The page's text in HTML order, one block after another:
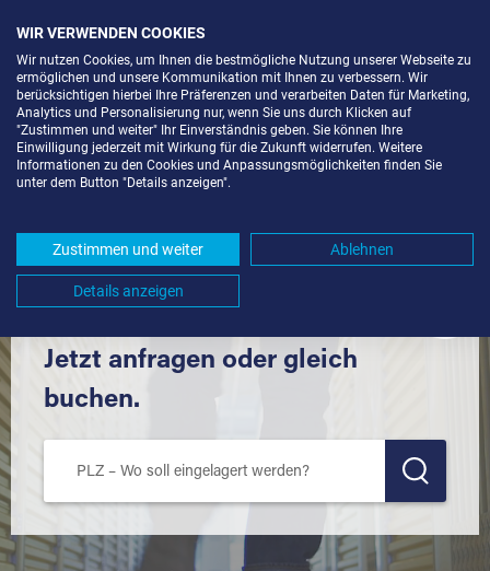
SELF STORAGE IN WENDLINGEN AM
Komfortabel einlagern mit Extraraum
Jetzt anfragen oder gleich
buchen.
WIR VERWENDEN COOKIES
Wir nutzen Cookies, um Ihnen die bestmögliche Nutzung unserer Webseite zu
ermöglichen und unsere Kommunikation mit Ihnen zu verbessern. Wir
berücksichtigen hierbei Ihre Präferenzen und verarbeiten Daten für Marketing,
Analytics und Personalisierung nur, wenn Sie uns durch Klicken auf
"Zustimmen und weiter" Ihr Einverständnis geben. Sie können Ihre
Einwilligung jederzeit mit Wirkung für die Zukunft widerrufen. Weitere
Informationen zu den Cookies und Anpassungsmöglichkeiten finden Sie
unter dem Button "Details anzeigen".
Zustimmen und weiter Ablehnen
Details anzeigen